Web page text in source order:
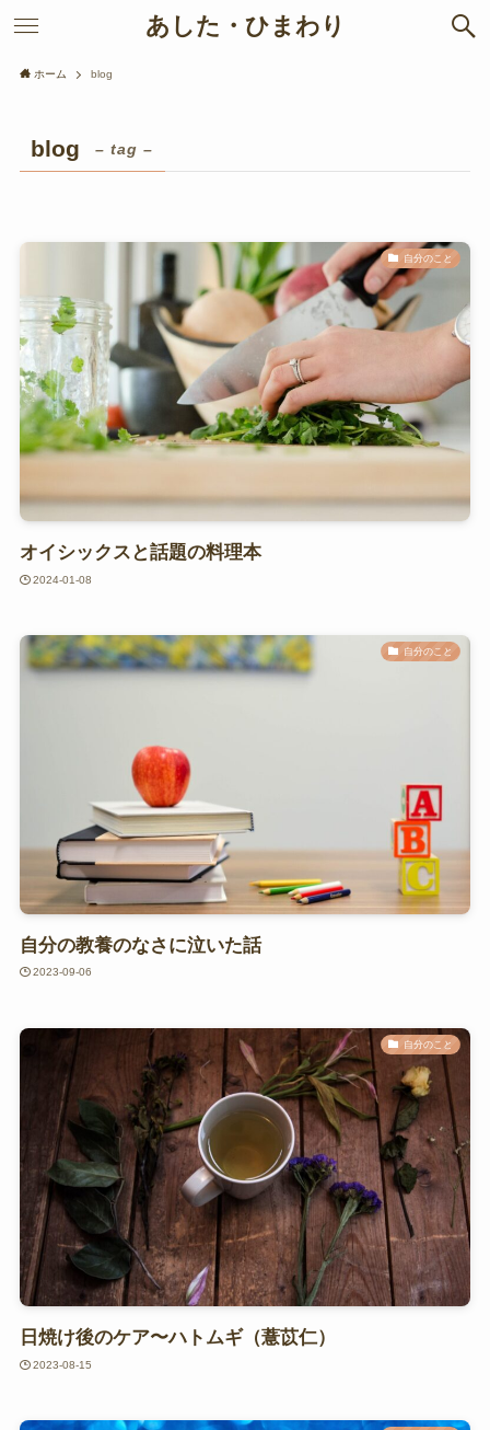
あした・ひまわり
ホーム blog
blog – tag –
自分のこと
オイシックスと話題の料理本
2024-01-08
自分のこと
自分の教養のなさに泣いた話
2023-09-06
自分のこと
日焼け後のケア〜ハトムギ（薏苡仁）
2023-08-15